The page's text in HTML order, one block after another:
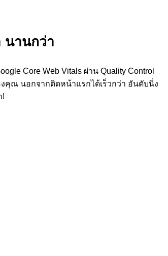
นานกว่า
Core Web Vitals ผ่าน Quality Control
งคุณ นอกจากติดหน้าแรกได้เร็วกว่า อันดับนิ่ง
!